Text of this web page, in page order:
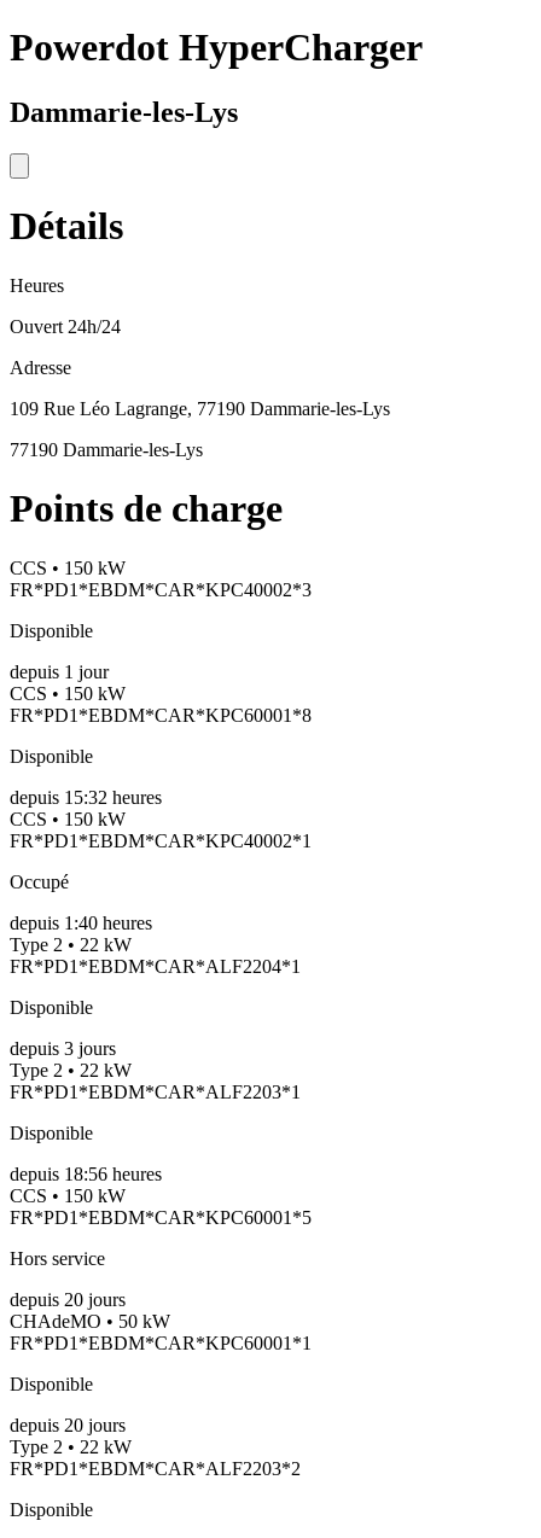
Powerdot HyperCharger
Dammarie-les-Lys
Détails
Heures
Ouvert 24h/24
Adresse
109 Rue Léo Lagrange, 77190 Dammarie-les-Lys
77190 Dammarie-les-Lys
Points de charge
CCS • 150 kW
FR*PD1*EBDM*CAR*KPC40002*3
Disponible
depuis 1 jour
CCS • 150 kW
FR*PD1*EBDM*CAR*KPC60001*8
Disponible
depuis 15:32 heures
CCS • 150 kW
FR*PD1*EBDM*CAR*KPC40002*1
Occupé
depuis 1:40 heures
Type 2 • 22 kW
FR*PD1*EBDM*CAR*ALF2204*1
Disponible
depuis 3 jours
Type 2 • 22 kW
FR*PD1*EBDM*CAR*ALF2203*1
Disponible
depuis 18:56 heures
CCS • 150 kW
FR*PD1*EBDM*CAR*KPC60001*5
Hors service
depuis 20 jours
CHAdeMO • 50 kW
FR*PD1*EBDM*CAR*KPC60001*1
Disponible
depuis 20 jours
Type 2 • 22 kW
FR*PD1*EBDM*CAR*ALF2203*2
Disponible